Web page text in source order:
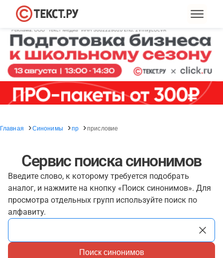
Главная Синонимы пр присловие
Сервис поиска синонимов
Введите слово, к которому требуется подобрать
аналог, и нажмите на кнопку «Поиск синонимов». Для
просмотра отдельных групп используйте поиск по
алфавиту.
Поиск синонимов